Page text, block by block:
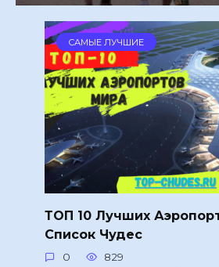
САМЫЕ ЛУЧШИЕ
ТОП 10 Лучших
Список Чудес
0 829